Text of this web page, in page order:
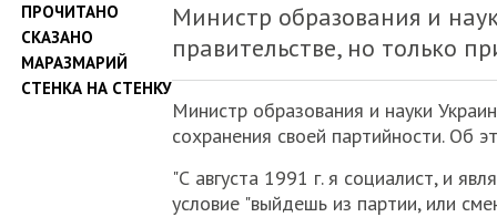
ПРОЧИТАНО
СКАЗАНО
МАРАЗМАРИЙ
СТЕНКА НА СТЕНКУ
Министр образования и
правительстве, но только
Министр образования и науки
сохранения своей партийности. Об
"С августа 1991 г. я социалист, и
условие "выйдешь из партии, или